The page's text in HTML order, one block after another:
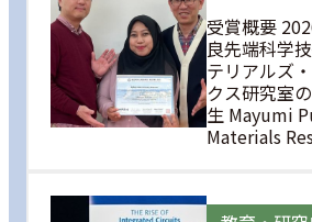
受賞概要
良先端科学
テリアルズ
クス研究室
生 Mayumi
Materials